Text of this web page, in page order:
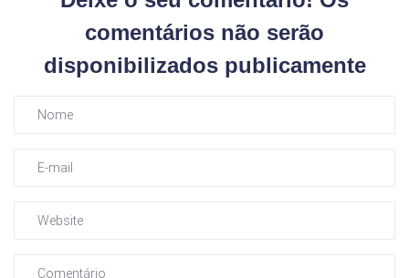
comentários não serão
disponibilizados publicamente